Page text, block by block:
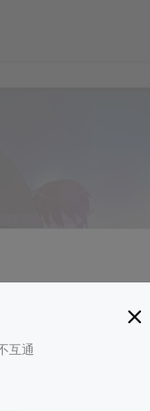
互通